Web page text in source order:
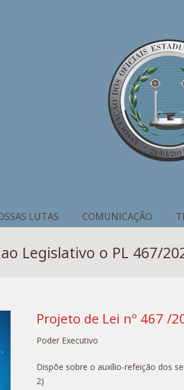
LUTAS COMUNICAÇÃO
Legislativo o PL 467/
Projeto de Lei nº 467 /
Poder Executivo
Dispõe sobre o auxílio-refeição dos
2)